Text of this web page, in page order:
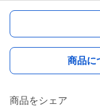
商品に
商品をシェア